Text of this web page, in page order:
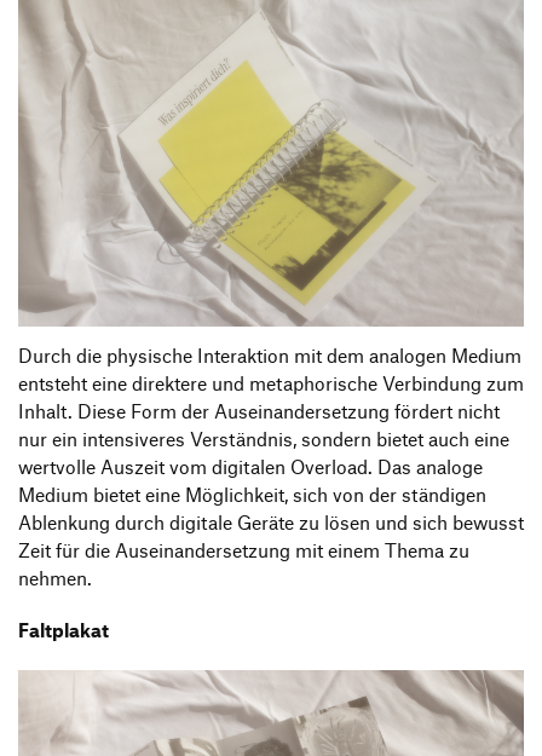
Durch die physische Interaktion mit dem analogen Medium
entsteht eine direktere und metaphorische Verbindung zum
Inhalt. Diese Form der Auseinandersetzung fördert nicht
nur ein intensiveres Verständnis, sondern bietet auch eine
wertvolle Auszeit vom digitalen Overload. Das analoge
Medium bietet eine Möglichkeit, sich von der ständigen
Ablenkung durch digitale Geräte zu lösen und sich bewusst
Zeit für die Auseinandersetzung mit einem Thema zu
nehmen.
Faltplakat